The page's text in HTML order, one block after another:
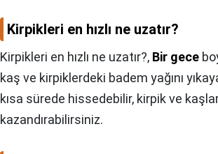
Kirpikleri en hızlı ne uzatır?
Kirpikleri en hızlı ne uzatır?, Bir gece
kaş ve kirpiklerdeki badem yağını
kısa sürede hissedebilir, kirpik ve
kazandırabilirsiniz.